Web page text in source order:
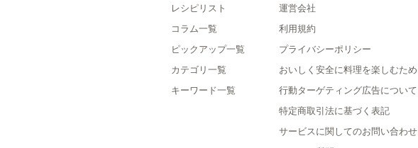
レシピリスト
コラム一覧
ピックアップ一覧
カテゴリ一覧
キーワード一覧
運営会社
利用規約
プライバシーポリシー
おいしく安全に料理を楽しむため
行動ターゲティング広告について
特定商取引法に基づく表記
サービスに関してのお問い合わせ